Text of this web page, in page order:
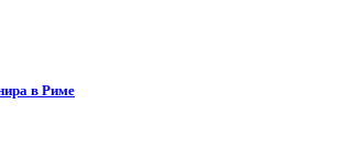
в Риме